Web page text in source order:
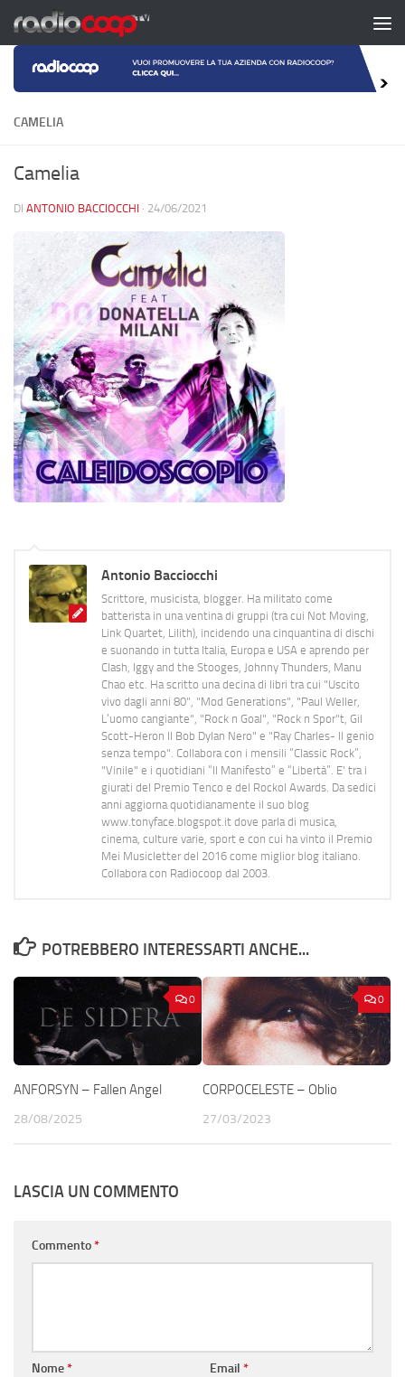
Salta al contenuto
CAMELIA
Camelia
DI ANTONIO BACCIOCCHI · 24/06/2021
Antonio Bacciocchi
Scrittore, musicista, blogger. Ha militato come
batterista in una ventina di gruppi (tra cui Not Moving,
Link Quartet, Lilith), incidendo una cinquantina di dischi
e suonando in tutta Italia, Europa e USA e aprendo per
Clash, Iggy and the Stooges, Johnny Thunders, Manu
Chao etc. Ha scritto una decina di libri tra cui "Uscito
vivo dagli anni 80", "Mod Generations", "Paul Weller,
L’uomo cangiante", "Rock n Goal", "Rock n Spor"t, Gil
Scott-Heron Il Bob Dylan Nero" e "Ray Charles- Il genio
senza tempo". Collabora con i mensili “Classic Rock”,
"Vinile" e i quotidiani “Il Manifesto” e “Libertà”. E' tra i
giurati del Premio Tenco e del Rockol Awards. Da sedici
anni aggiorna quotidianamente il suo blog
www.tonyface.blogspot.it dove parla di musica,
cinema, culture varie, sport e con cui ha vinto il Premio
Mei Musicletter del 2016 come miglior blog italiano.
Collabora con Radiocoop dal 2003.
POTREBBERO INTERESSARTI ANCHE...
0
ANFORSYN – Fallen Angel
28/08/2025
0
CORPOCELESTE – Oblio
27/03/2023
LASCIA UN COMMENTO
Commento*
Nome* Email *